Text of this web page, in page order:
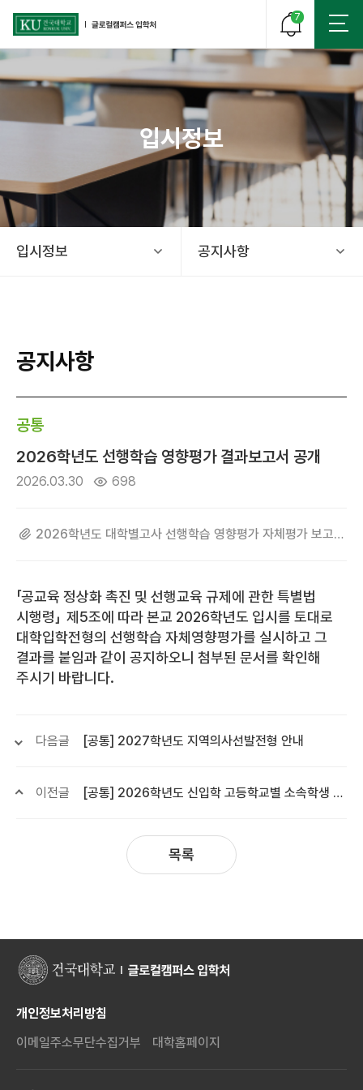
건국대학교 글로컬 캠퍼스 입학처
7
입시정보
입시정보 공지사항
공지사항
공통
2026학년도 선행학습 영향평가 결과보고서 공개
2026.03.30 698
2026학년도 대학별고사 선행학습 영향평가 자체평가 보고서(건국대학교 글로컬캠퍼스).pdf
「공교육 정상화 촉진 및 선행교육 규제에 관한 특별법
시행령」 제5조에 따라 본교 2026학년도 입시를 토대로
대학입학전형의 선행학습 자체영향평가를 실시하고 그
결과를 붙임과 같이 공지하오니 첨부된 문서를 확인해
주시기 바랍니다.
다음글 [공통] 2027학년도 지역의사선발전형 안내
이전글 [공통] 2026학년도 신입학 고등학교별 소속학생 지원결과 조회 안내(고교 교사용)
목록
개인정보처리방침
이메일주소무단수집거부
대학홈페이지